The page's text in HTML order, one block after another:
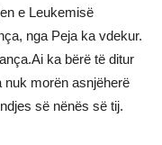
e Leukemisë
nga Peja ka vdekur.
ka bërë të ditur
nuk morën asnjëherë
së nënës së tij.